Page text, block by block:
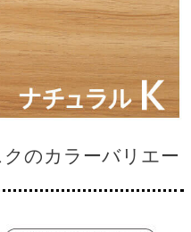
のカラーバリエー